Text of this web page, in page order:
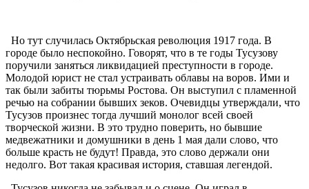
Но тут случилась Октябрьская революция 1917 года. В
городе было неспокойно. Говорят, что в те годы Тусузову
поручили заняться ликвидацией преступности в городе.
Молодой юрист не стал устраивать облавы на воров. Ими и
так были забиты тюрьмы Ростова. Он выступил с пламенной
речью на собрании бывших зеков. Очевидцы утверждали, что
Тусузов произнес тогда лучший монолог всей своей
творческой жизни. В это трудно поверить, но бывшие
медвежатники и домушники в день 1 мая дали слово, что
больше красть не будут! Правда, это слово держали они
недолго. Вот такая красивая история, ставшая легендой.